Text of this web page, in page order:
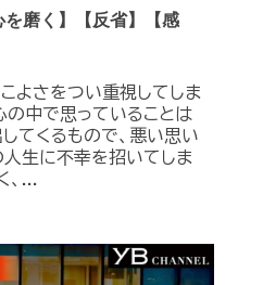
磨く】【反省】【感
よさをつい重視してしま
の中で思っていることは
てくるもので、悪い思い
生に不幸を招いてしま
、...